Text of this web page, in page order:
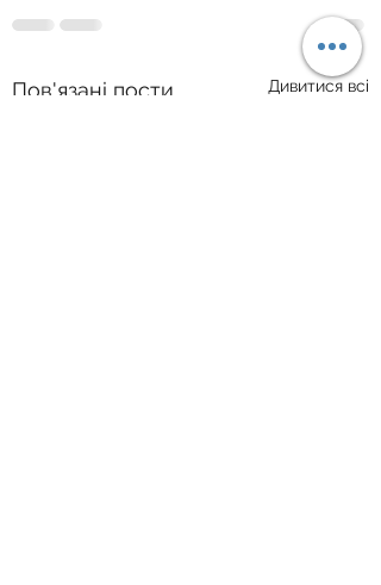
Пов'язані пости Дивитися всі